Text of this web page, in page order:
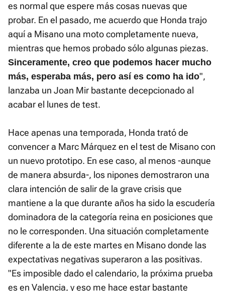
es normal que espere más cosas nuevas que
probar. En el pasado, me acuerdo que Honda trajo
aquí a Misano una moto completamente nueva,
mientras que hemos probado sólo algunas piezas.
Sinceramente, creo que podemos hacer mucho
más, esperaba más, pero así es como ha ido",
lanzaba un Joan Mir bastante decepcionado al
acabar el lunes de test.
Hace apenas una temporada, Honda trató de
convencer a Marc Márquez en el test de Misano con
un nuevo prototipo. En ese caso, al menos -aunque
de manera absurda-, los nipones demostraron una
clara intención de salir de la grave crisis que
mantiene a la que durante años ha sido la escudería
dominadora de la categoría reina en posiciones que
no le corresponden. Una situación completamente
diferente a la de este martes en Misano donde las
expectativas negativas superaron a las positivas.
"Es imposible dado el calendario, la próxima prueba
es en Valencia, y eso me hace estar bastante